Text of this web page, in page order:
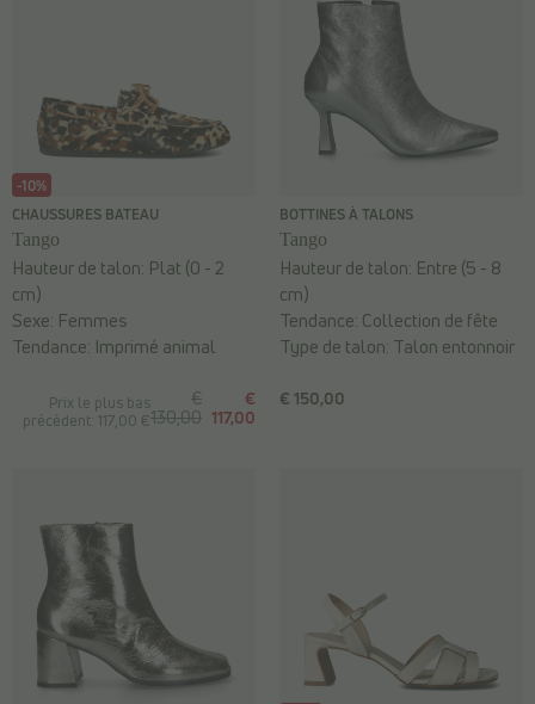
-10%
CHAUSSURES BATEAU
Tango
Prix le plus bas
précédent: 117,00 €
€
130,00
€
117,00
Hauteur de talon: Plat (0 - 2
cm)
Sexe: Femmes
Tendance: Imprimé animal
BOTTINES À TALONS
Tango
€ 150,00
Hauteur de talon: Entre (5 - 8
cm)
Tendance: Collection de fête
Type de talon: Talon entonnoir